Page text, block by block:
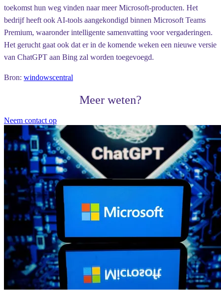
toekomst hun weg vinden naar meer Microsoft-producten. Het
bedrijf heeft ook AI-tools aangekondigd binnen Microsoft Teams
Premium, waaronder intelligente samenvatting voor vergaderingen.
Het gerucht gaat ook dat er in de komende weken een nieuwe versie
van ChatGPT aan Bing zal worden toegevoegd.
Bron: windowscentral
Meer weten?
Neem contact op